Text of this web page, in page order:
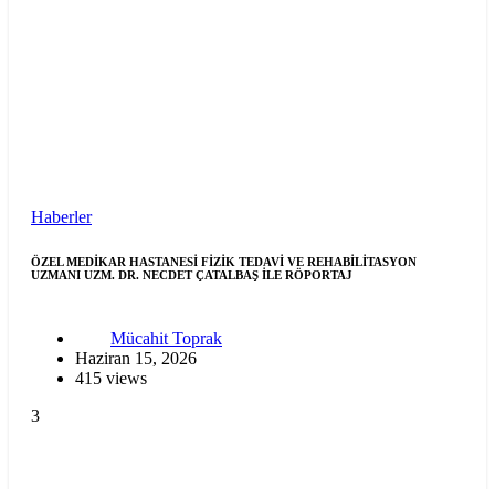
Haberler
ÖZEL MEDİKAR HASTANESİ FİZİK TEDAVİ VE REHABİLİTASYON
UZMANI UZM. DR. NECDET ÇATALBAŞ İLE RÖPORTAJ
Mücahit Toprak
Haziran 15, 2026
415 views
3